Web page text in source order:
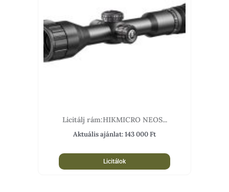
Licitálj rám:HIKMICRO NEOS...
Aktuális ajánlat:143 000Ft
Licitálok